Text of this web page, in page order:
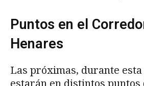
Puntos en el
Henares
Las próximas, durante esta